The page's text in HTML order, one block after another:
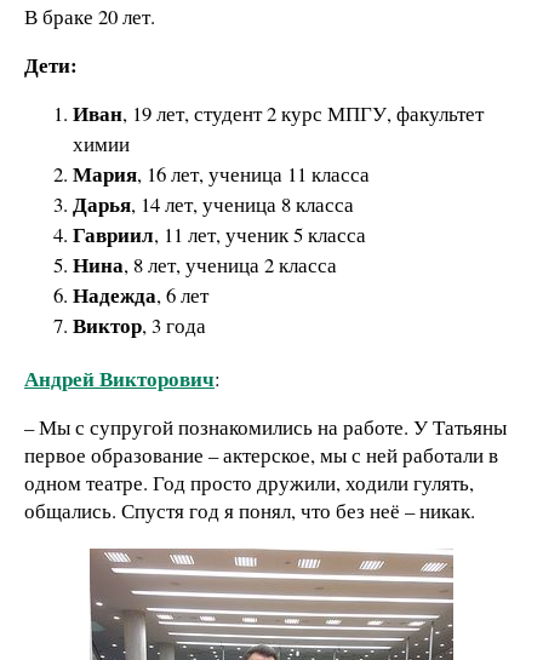
В браке 20 лет.
Дети:
Иван, 19 лет, студент 2 курс МПГУ, факультет
химии
Мария, 16 лет, ученица 11 класса
Дарья, 14 лет, ученица 8 класса
Гавриил, 11 лет, ученик 5 класса
Нина, 8 лет, ученица 2 класса
Надежда, 6 лет
Виктор, 3 года
Андрей Викторович:
– Мы с супругой познакомились на работе. У Татьяны
первое образование – актерское, мы с ней работали в
одном театре. Год просто дружили, ходили гулять,
общались. Спустя год я понял, что без неё – никак.